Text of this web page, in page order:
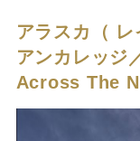
アラスカ（
アンカレッジ
Across The